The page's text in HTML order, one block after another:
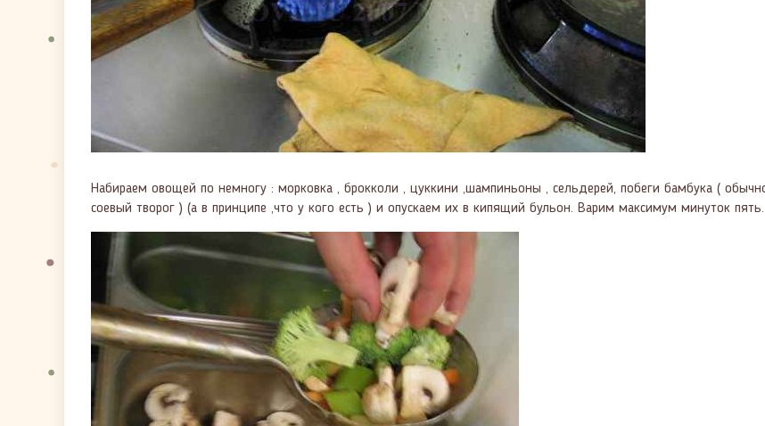
Набираем овощей по немногу : морковка , брокколи , цуккини ,шампиньоны , сельдерей, побеги бамбука (
соевый творог ) (а в принципе ,что у кого есть ) и опускаем их в кипящий бульон. Варим максимум минуток пять.